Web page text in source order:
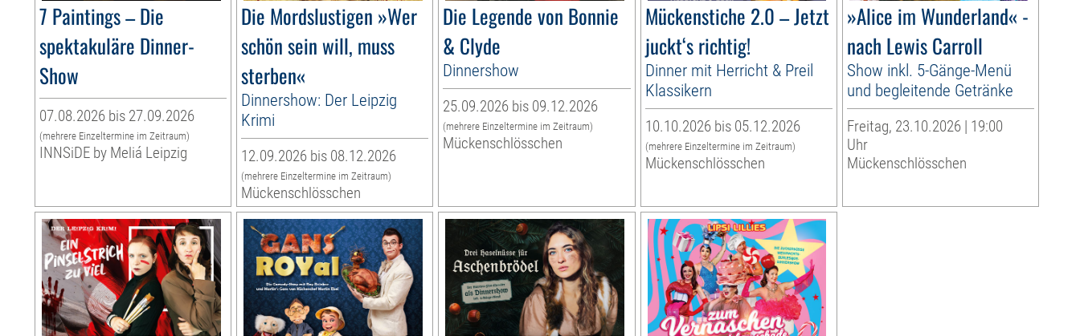
7 Paintings – Die
spektakuläre Dinner-
Show
07.08.2026 bis 27.09.2026
(mehrere Einzeltermine im Zeitraum)
INNSiDE by Meliá Leipzig
Die Mordslustigen »Wer
schön sein will, muss
sterben«
Dinnershow: Der Leipzig
Krimi
12.09.2026 bis 08.12.2026
(mehrere Einzeltermine im Zeitraum)
Mückenschlösschen
Die Legende von Bonnie
& Clyde
Dinnershow
25.09.2026 bis 09.12.2026
(mehrere Einzeltermine im Zeitraum)
Mückenschlösschen
Mückenstiche 2.0 – Jetzt
juckt‘s richtig!
Dinner mit Herricht & Preil
Klassikern
10.10.2026 bis 05.12.2026
(mehrere Einzeltermine im Zeitraum)
Mückenschlösschen
»Alice im Wunderland« -
nach Lewis Carroll
Show inkl. 5-Gänge-Menü
und begleitende Getränke
Freitag, 23.10.2026 | 19:00
Uhr
Mückenschlösschen